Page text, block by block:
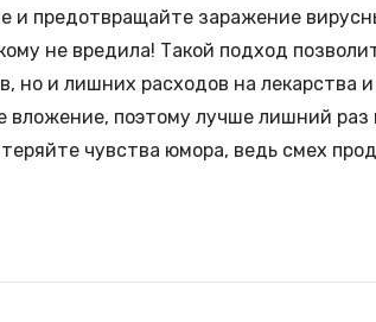
и предотвращайте заражение
не вредила! Такой подход
но и лишних расходов на лекарства
вложение, поэтому лучше лишний раз
чувства юмора, ведь смех